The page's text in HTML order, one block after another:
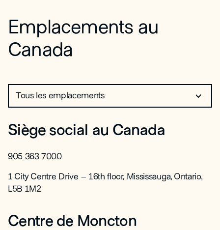
Emplacements au
Canada
Siège social au Canada
905 363 7000
1 City Centre Drive – 16th floor, Mississauga, Ontario,
L5B 1M2
Centre de Moncton